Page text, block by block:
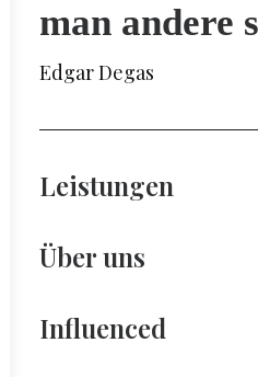
man andere
Edgar Degas
Leistungen
Über uns
Influenced